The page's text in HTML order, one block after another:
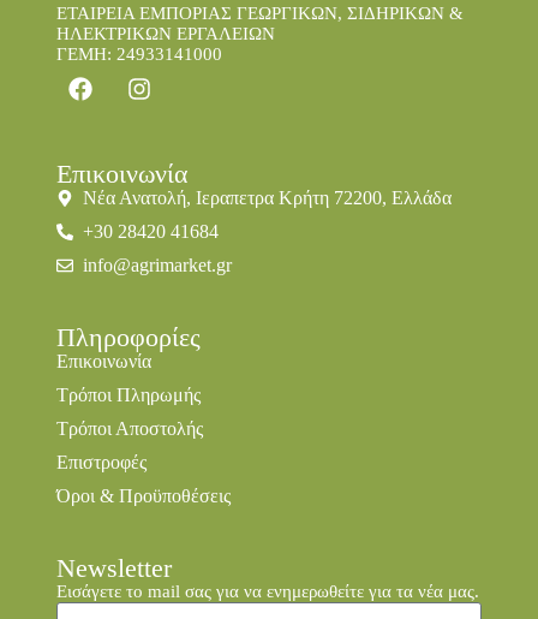
ΕΤΑΙΡΕΙΑ ΕΜΠΟΡΙΑΣ ΓΕΩΡΓΙΚΩΝ, ΣΙΔΗΡΙΚΩΝ &
ΗΛΕΚΤΡΙΚΩΝ ΕΡΓΑΛΕΙΩΝ
ΓΕΜΗ: 24933141000
Επικοινωνία
Νέα Ανατολή, Ιεραπετρα Κρήτη 72200, Ελλάδα
+30 28420 41684
info@agrimarket.gr
Πληροφορίες
Επικοινωνία
Τρόποι Πληρωμής
Τρόποι Αποστολής
Επιστροφές
Όροι & Προϋποθέσεις
Newsletter
Εισάγετε το mail σας για να ενημερωθείτε για τα νέα μας.